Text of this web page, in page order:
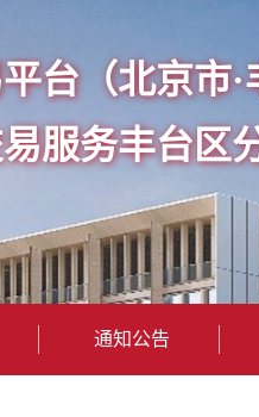
台（北京市·
服务丰台区
通知公告